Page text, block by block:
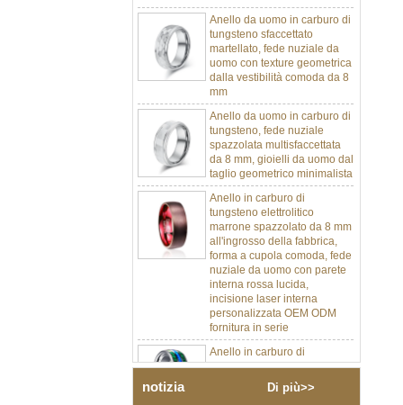
Anello da uomo in carburo di
tungsteno sfaccettato
martellato, fede nuziale da
uomo con texture geometrica
dalla vestibilità comoda da 8
mm
Anello da uomo in carburo di
tungsteno, fede nuziale
spazzolata multisfaccettata
da 8 mm, gioielli da uomo dal
taglio geometrico minimalista
Anello in carburo di
tungsteno elettrolitico
marrone spazzolato da 8 mm
all'ingrosso della fabbrica,
forma a cupola comoda, fede
nuziale da uomo con parete
interna rossa lucida,
incisione laser interna
personalizzata OEM ODM
fornitura in serie
Anello in carburo di
tungsteno argento lucido da
8 mm all'ingrosso di fabbrica,
inserto centrale in opale blu
schiacciato con striscia
notizia Di più>>